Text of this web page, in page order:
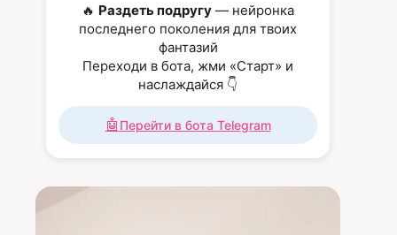
🔥 Раздеть подругу — нейронка
последнего поколения для твоих
фантазий
Переходи в бота, жми «Старт» и
наслаждайся 👇
🤖 Перейти в бота Telegram